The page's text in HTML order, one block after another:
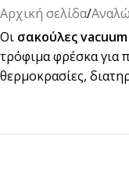
Αρχική σελίδα/
Οι σακούλες
τρόφιμα φρέσκα για
θερμοκρασίες,